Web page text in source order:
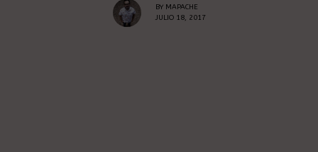
BY MAPACHE
JULIO 18, 2017